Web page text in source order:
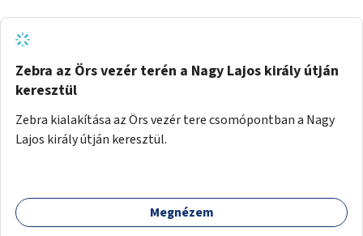
Zebra az Örs vezér terén a Nagy Lajos király útján
keresztül
Zebra kialakítása az Örs vezér tere csomópontban a Nagy
Lajos király útján keresztül.
Megnézem